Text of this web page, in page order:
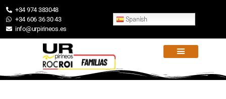
+34 974 383048
+34 606 36 30 43
info@urpirineos.es
Spanish